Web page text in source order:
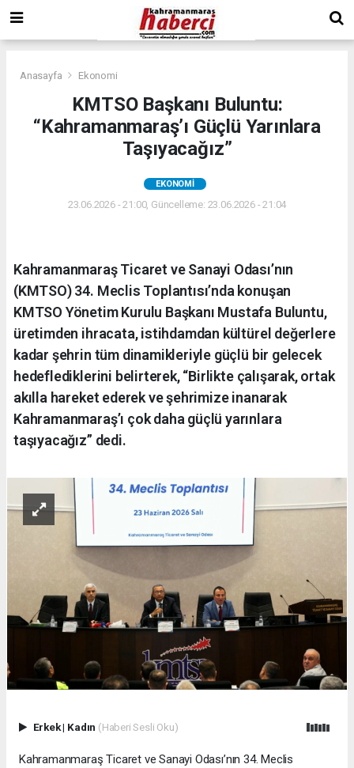
Anasayfa Ekonomi
KMTSO Başkanı Buluntu:
“Kahramanmaraş’ı Güçlü Yarınlara
Taşıyacağız”
EKONOMI
23.06.2026 - 21:00, Güncelleme: 23.06.2026 - 21:04
Kahramanmaraş Ticaret ve Sanayi Odası’nın
(KMTSO) 34. Meclis Toplantısı’nda konuşan
KMTSO Yönetim Kurulu Başkanı Mustafa Buluntu,
üretimden ihracata, istihdamdan kültürel değerlere
kadar şehrin tüm dinamikleriyle güçlü bir gelecek
hedeflediklerini belirterek, “Birlikte çalışarak, ortak
akılla hareket ederek ve şehrimize inanarak
Kahramanmaraş’ı çok daha güçlü yarınlara
taşıyacağız” dedi.
Erkek| Kadın (Haberi Sesli Oku)
Kahramanmaraş Ticaret ve Sanayi Odası’nın 34. Meclis